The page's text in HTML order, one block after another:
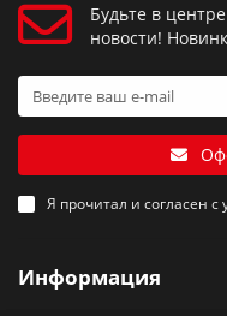
Будьте в
новости!
Я прочитал и согласен с
Информация